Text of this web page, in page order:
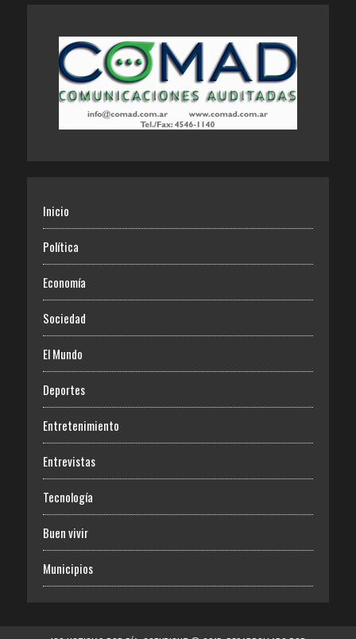
Inicio
Política
Economía
Sociedad
El Mundo
Deportes
Entretenimiento
Entrevistas
Tecnología
Buen vivir
Municipios